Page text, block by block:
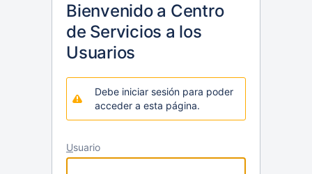
Bienvenido a Centro
de Servicios a los
Usuarios
Debe iniciar sesión para poder
acceder a esta página.
Usuario